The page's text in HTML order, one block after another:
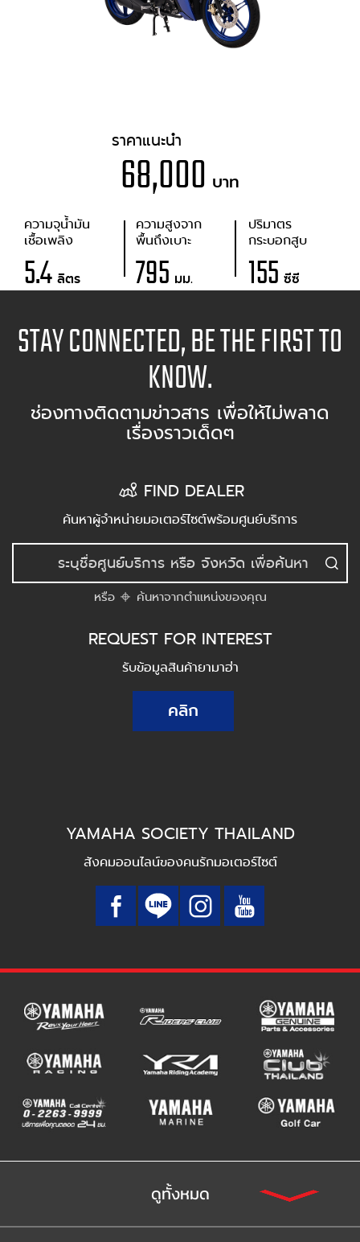
ราคาแนะนำ
68,000 บาท
ความจุน้ำมัน
เชื้อเพลิง
5.4 ลิตร
ความสูงจาก
พื้นถึงเบาะ
795 มม.
ปริมาตร
กระบอกสูบ
155 ซีซี
STAY CONNECTED, BE THE FIRST TO
KNOW.
ช่องทางติดตามข่าวสาร เพื่อให้ไม่พลาด
เรื่องราวเด็ดๆ
FIND DEALER
ค้นหาผู้จำหน่ายมอเตอร์ไซต์พร้อมศูนย์บริการ
หรือ ค้นหาจากตำแหน่งของคุณ
REQUEST FOR INTEREST
รับข้อมูลสินค้ายามาฮ่า
คลิก
YAMAHA SOCIETY THAILAND
สังคมออนไลน์ของคนรักมอเตอร์ไซต์
ดูทั้งหมด